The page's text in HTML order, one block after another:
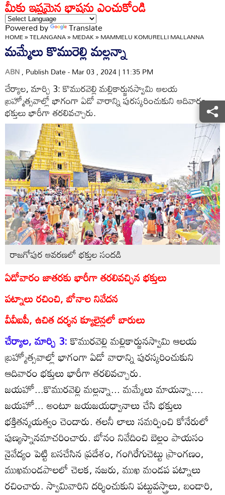
మీకు ఇష్టమైన భాషను ఎంచుకోండి
Powered by Translate
HOME»TELANGANA»MEDAK»MAMMELU KOMURELLI MALLANNA
మమ్మేలు కొమురెల్లి మల్లన్నా
ABN, Publish Date - Mar 03 , 2024 | 11:35 PM
చేర్యాల, మార్చి 3: కొమురవెల్లి మల్లికార్జునస్వామి ఆలయ
బ్రహ్మోత్సవాల్లో భాగంగా ఏడో వారాన్ని పురస్కరించుకుని ఆదివారం
భక్తులు భారీగా తరలివచ్చారు.
రాజగోపుర ఆవరణలో భక్తుల సందడి
ఏడోవారం జాతరకు భారీగా తరలివచ్చిన భక్తులు
పట్నాలు రచించి, బోనాల నివేదన
వీవీఐపీ, ఉచిత దర్శన క్యూలైన్లలో బారులు
చేర్యాల, మార్చి 3:కొమురవెల్లి మల్లికార్జునస్వామి ఆలయ
బ్రహ్మోత్సవాల్లో భాగంగా ఏడో వారాన్ని పురస్కరించుకుని
ఆదివారం భక్తులు భారీగా తరలివచ్చారు.
జయహో...కొమురవెల్లి మల్లన్నా... మమ్మేలు మాయన్నా....
జయహో... అంటూ జయజయధ్వానాలు చేసి భక్తులు
భక్తితన్మయత్వం చెందారు. తలనీ లాలు సమర్పించి కోనేరులో
పుణ్యస్నానమాచరించారు. బోనం నివేదించి బెల్లం పాయసం
నైవేద్యం పెట్టి బసచేసిన ప్రదేశం, గంగిరేగుచెట్టు ప్రాంగణం,
ముఖమండపాలలో చెలక, నజరు, ముఖ మండప పట్నాలు
రచించారు. స్వామివారిని దర్శించుకుని పట్టువస్త్రాలు, బండారి,